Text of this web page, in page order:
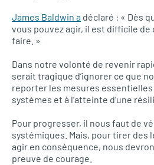
James Baldwin a déclaré : « Dès
vous pouvez agir, il est difficile de
faire. »
Dans notre volonté de revenir
serait tragique d’ignorer ce que
reporter les mesures essentielles
systèmes et à l’atteinte d’une
Pour progresser, il nous faut de
systémiques. Mais, pour tirer des
agir en conséquence, nous
preuve de courage.